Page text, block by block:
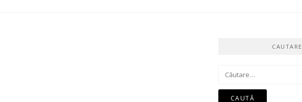
CAUTARE
Caută